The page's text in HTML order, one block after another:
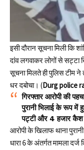
इसी दौरान सूचना मिली कि
दांव लगवाकर लोगों से सट्टा
सूचना मिलते ही पुलिस टीम ने
धर दबोचा। (Durg police
​गिरफ्तार आरोपी की
पुरानी भिलाई के रूप
पट्टी और 4 हजार कैश
आरोपी के खिलाफ थाना
धारा 6 के अंतर्गत मामला दर्ज